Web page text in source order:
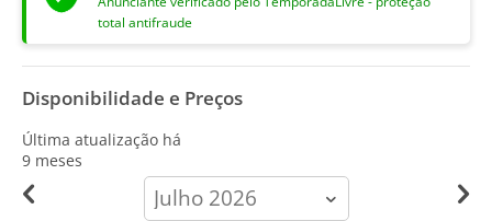
total antifraude
Disponibilidade e Preços
Última atualização há
9 meses
calendar-
month